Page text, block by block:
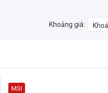
Khoảng giá:
MSI